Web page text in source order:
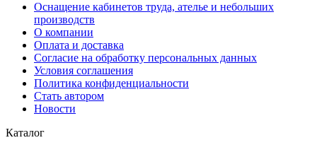
Оснащение кабинетов труда, ателье и небольших
производств
О компании
Оплата и доставка
Согласие на обработку персональных данных
Условия соглашения
Политика конфиденциальности
Стать автором
Новости
Каталог